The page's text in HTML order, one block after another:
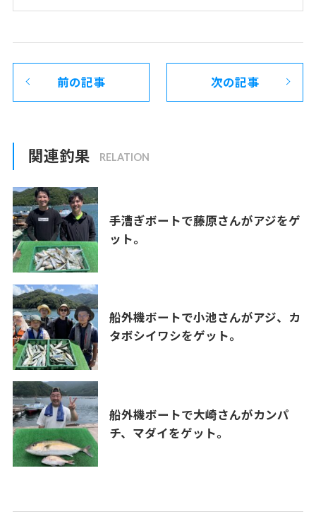
前の記事 次の記事
関連釣果
手漕ぎボートで藤原さんがアジをゲ
ット。
船外機ボートで小池さんがアジ、カ
タボシイワシをゲット。
船外機ボートで大崎さんがカンパ
チ、マダイをゲット。